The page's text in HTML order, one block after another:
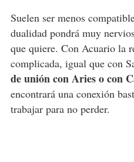
Suelen ser menos
dualidad pondrá muy
que quiere. Con Acuario la
complicada, igual que con
de unión con Aries o con
encontrará una conexión
trabajar para no perder.